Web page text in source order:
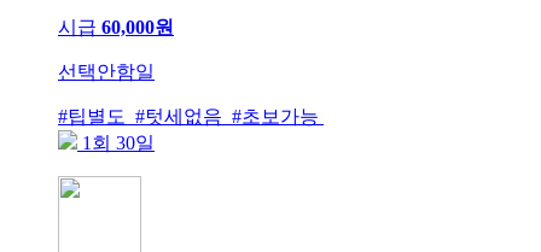
시급 60,000원
선택안함일
#팁별도 #텃세없음 #초보가능
1회 30일